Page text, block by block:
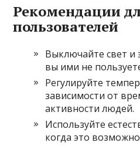
Рекомендации
пользователей
Выключайте свет и
вы ими не
Регулируйте
зависимости от
активности людей.
Используйте
когда это